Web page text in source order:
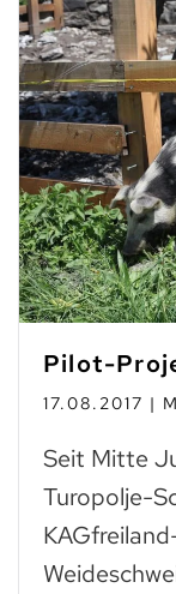
Pilot-
17.08.2017 |
Seit Mitte
Turopolje-